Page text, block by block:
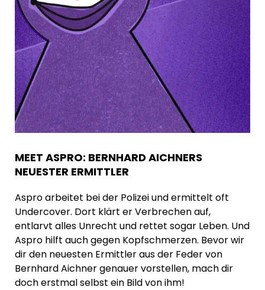
MEET ASPRO: BERNHARD AICHNERS
NEUESTER ERMITTLER
Aspro arbeitet bei der Polizei und ermittelt oft
Undercover. Dort klärt er Verbrechen auf,
entlarvt alles Unrecht und rettet sogar Leben. Und
Aspro hilft auch gegen Kopfschmerzen. Bevor wir
dir den neuesten Ermittler aus der Feder von
Bernhard Aichner genauer vorstellen, mach dir
doch erstmal selbst ein Bild von ihm!